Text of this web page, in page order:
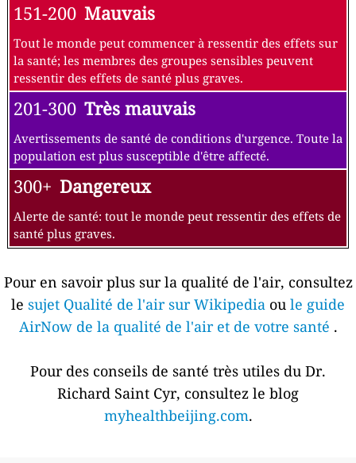
151-200 Mauvais
Tout le monde peut commencer à ressentir des effets sur
la santé; les membres des groupes sensibles peuvent
ressentir des effets de santé plus graves.
201-300 Très mauvais
Avertissements de santé de conditions d'urgence. Toute la
population est plus susceptible d'être affecté.
300+ Dangereux
Alerte de santé: tout le monde peut ressentir des effets de
santé plus graves.
Pour en savoir plus sur la qualité de l'air, consultez
le sujet Qualité de l'air sur Wikipedia ou le guide
AirNow de la qualité de l'air et de votre santé .
Pour des conseils de santé très utiles du Dr.
Richard Saint Cyr, consultez le blog
myhealthbeijing.com.